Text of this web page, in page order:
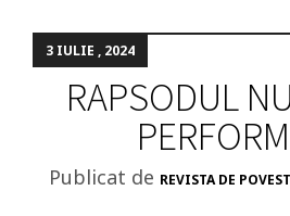
3 IULIE , 2024
RAPSODUL
Publicat de REVISTA DE